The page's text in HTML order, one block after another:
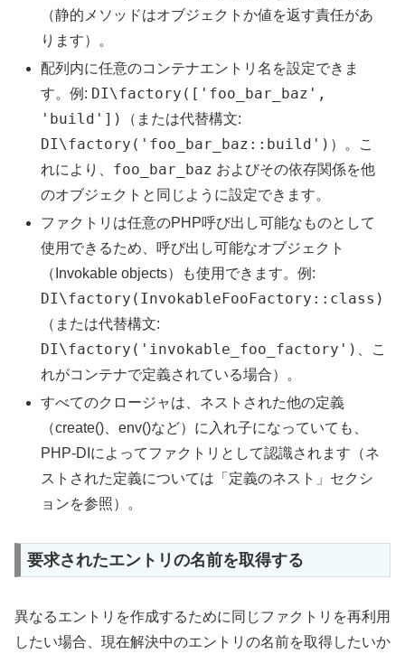
（静的メソッドはオブジェクトか値を返す責任があ
ります）。
配列内に任意のコンテナエントリ名を設定できま
す。例: DI\factory(['foo_bar_baz',
'build'])
（または代替構文:
DI\factory('foo_bar_baz::build') ）。こ
れにより、 foo_bar_baz およびその依存関係を他
のオブジェクトと同じように設定できます。
ファクトリは任意のPHP呼び出し可能なものとして
使用できるため、呼び出し可能なオブジェクト
（Invokable objects）も使用できます。例:
DI\factory(InvokableFooFactory::class)
（または代替構文:
DI\factory('invokable_foo_factory')
、こ
れがコンテナで定義されている場合）。
すべてのクロージャは、ネストされた他の定義
（create()、env()など）に入れ子になっていても、
PHP-DIによってファクトリとして認識されます（ネ
ストされた定義については「定義のネスト」セクシ
ョンを参照）。
要求されたエントリの名前を取得する
異なるエントリを作成するために同じファクトリを再利用
したい場合、現在解決中のエントリの名前を取得したいか